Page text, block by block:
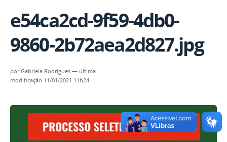
e54ca2cd-9f59-4db0-
9860-2b72aea2d827.jpg
porGabriela Rodrigues — última
modificação 11/01/2021 11h24